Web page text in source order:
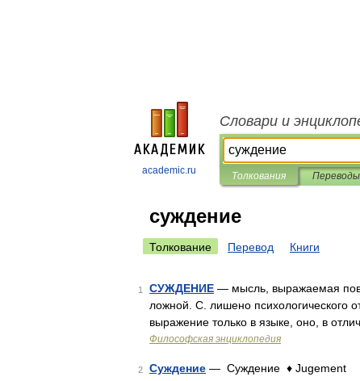
academic.ru
Словари и
Толкования Переводы
суждение
Толкование Перевод Книги
1 СУЖДЕНИЕ — мысль, выражаемая
ложной. С. лишено психологического
выражение только в языке, оно, в
Философская энциклопедия
2 Суждение — Суждение ♦ Jugement